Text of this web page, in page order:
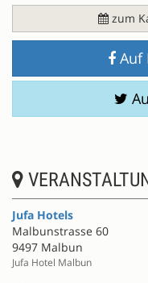
zum
Auf
Jufa Hotels
Malbunstrasse 60
9497 Malbun
Jufa Hotel Malbun